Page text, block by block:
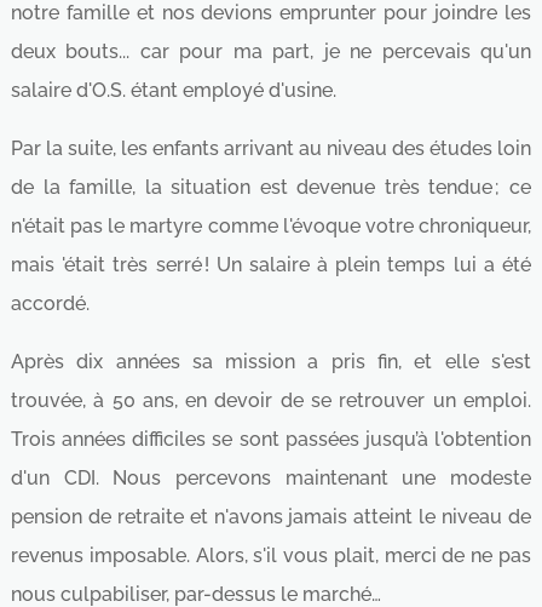
notre famille et nos devions emprunter pour joindre les
deux bouts... car pour ma part, je ne percevais qu'un
salaire d'O.S. étant employé d'usine.
Par la suite, les enfants arrivant au niveau des études loin
de la famille, la situation est devenue très tendue ; ce
n'était pas le martyre comme l'évoque votre chroniqueur,
mais 'était très serré ! Un salaire à plein temps lui a été
accordé.
Après dix années sa mission a pris fin, et elle s'est
trouvée, à 50 ans, en devoir de se retrouver un emploi.
Trois années difficiles se sont passées jusqu’à l'obtention
d'un CDI. Nous percevons maintenant une modeste
pension de retraite et n'avons jamais atteint le niveau de
revenus imposable. Alors, s'il vous plait, merci de ne pas
nous culpabiliser, par-dessus le marché…